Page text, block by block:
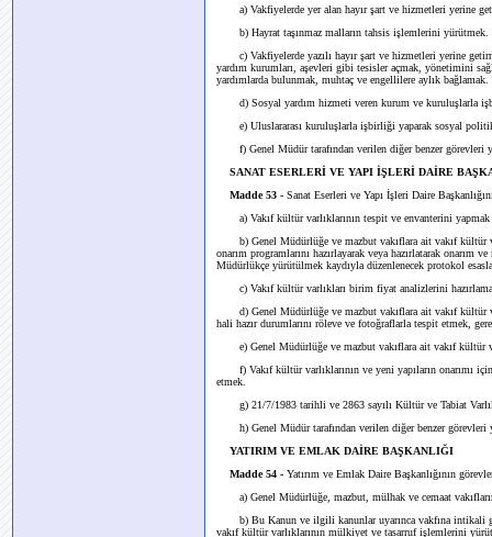
a) Vakfiyelerde yer alan hayır şart ve hizmetleri yerine
b) Hayrat taşınmaz malların tahsis işlemlerini yürütmek.
c) Vakfiyelerde yazılı hayır şart ve hizmetleri yerine
yardım kurumları, aşevleri gibi tesisler açmak, yönetimini
yardımlarda bulunmak, muhtaç ve engellilere aylık bağlamak.
d) Sosyal yardım hizmeti veren kurum ve kuruluşlarla
e) Uluslararası kuruluşlarla işbirliği yaparak sosyal
f) Genel Müdür tarafından verilen diğer benzer görevleri
SANAT ESERLERİ VE YAPI İŞLERİ DAİRE
Madde 53 - Sanat Eserleri ve Yapı İşleri Daire
a) Vakıf kültür varlıklarının tespit ve envanterini yapmak
b) Genel Müdürlüğe ve mazbut vakıflara ait vakıf kültür
onarım programlarını hazırlayarak veya hazırlatarak
Müdürlükçe yürütülmek kaydıyla düzenlenecek protokol
c) Vakıf kültür varlıkları birim fiyat analizlerini
d) Genel Müdürlüğe ve mazbut vakıflara ait vakıf kültür
hali hazır durumlarını röleve ve fotoğraflarla tespit etmek,
e) Genel Müdürlüğe ve mazbut vakıflara ait vakıf kültür
f) Vakıf kültür varlıklarının ve yeni yapıların onarımı
etmek.
g) 21/7/1983 tarihli ve 2863 sayılı Kültür ve Tabiat
h) Genel Müdür tarafından verilen diğer benzer görevleri
YATIRIM VE EMLAK DAİRE BAŞKANLIĞI
Madde 54 - Yatırım ve Emlak Daire Başkanlığının
a) Genel Müdürlüğe, mazbut, mülhak ve cemaat
b) Bu Kanun ve ilgili kanunlar uyarınca vakfına intikali
vakıf kültür varlıklarının mülkiyet ve tasarruf işlemlerini